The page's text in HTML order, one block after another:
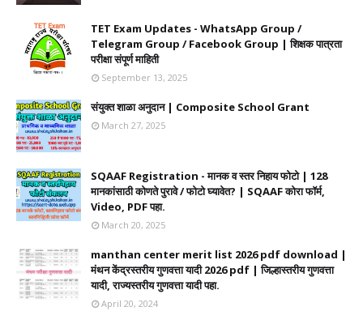
TET Exam Updates - WhatsApp Group /
Telegram Group / Facebook Group | शिक्षक पात्रता
परीक्षा संपूर्ण माहिती
September 13, 2025
संयुक्त शाळा अनुदान | Composite School Grant
March 27, 2025
SQAAF Registration - मानक व स्तर निहाय फोटो | 128
मानकांसाठी कोणते पुरावे / फोटो घ्यावेत? | SQAAF कोरा फॉर्म,
Video, PDF पहा.
March 20, 2025
manthan center merit list 2026 pdf download |
मंथन केंद्रस्तरीय गुणवत्ता यादी 2026 pdf | जिल्हास्तरीय गुणवत्ता
यादी, राज्यस्तरीय गुणवत्ता यादी पहा.
April 20, 2024